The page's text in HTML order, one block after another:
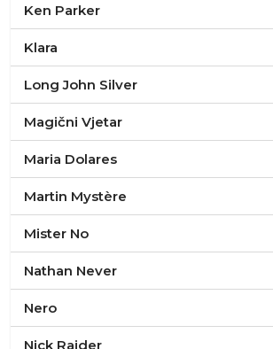
Ken Parker
Klara
Long John Silver
Magični Vjetar
Maria Dolares
Martin Mystère
Mister No
Nathan Never
Nero
Nick Raider